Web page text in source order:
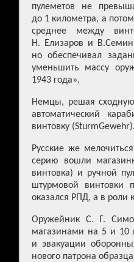
пулеметов не
до 1 километра, а
среднее между
Н. Елизаров и
но обеспечивал
уменьшить массу
1943 года».
Немцы, решая
автоматический
винтовку
Русские же
серию вошли
винтовка) и ручной
штурмовой винтовки
оказался РПД, а в роли
Оружейник С. Г.
магазинами на 5 и 10
и эвакуации
нового патрона